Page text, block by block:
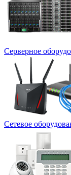
Серверное
Сетевое